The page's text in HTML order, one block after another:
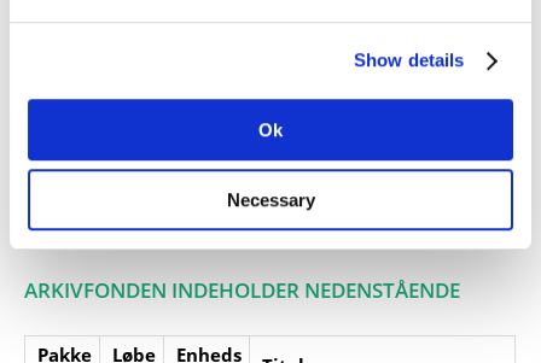
Show details
Ok
Necessary
Note:
Ingen note registreret
Relaterede
Emneord:
ARKIVFONDEN INDEHOLDER NEDENSTÅENDE
Pakke Løbe Enheds